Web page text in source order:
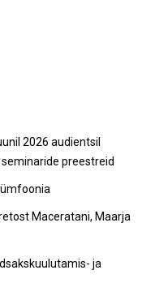
2026 audientsil
preestreid
Maceratani, Maarja
ja